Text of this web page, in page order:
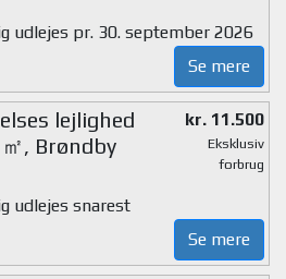
udlejes pr. 30. september 2026
Se mere
lejlighed
, Brøndby
kr. 11.500
Eksklusiv
forbrug
udlejes snarest
Se mere